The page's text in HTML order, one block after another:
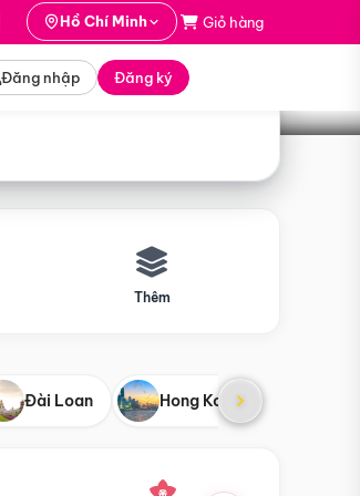
Hồ Chí Minh Giỏ hàng
Đăng nhập Đăng ký
Tìm tour
Thêm
Đài Loan Hong Kong